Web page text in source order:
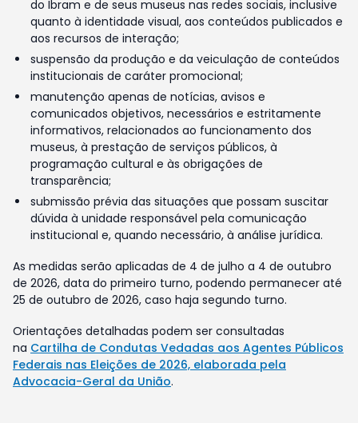
do Ibram e de seus museus nas redes sociais, inclusive
quanto à identidade visual, aos conteúdos publicados e
aos recursos de interação;
suspensão da produção e da veiculação de conteúdos
institucionais de caráter promocional;
manutenção apenas de notícias, avisos e
comunicados objetivos, necessários e estritamente
informativos, relacionados ao funcionamento dos
museus, à prestação de serviços públicos, à
programação cultural e às obrigações de
transparência;
submissão prévia das situações que possam suscitar
dúvida à unidade responsável pela comunicação
institucional e, quando necessário, à análise jurídica.
As medidas serão aplicadas de 4 de julho a 4 de outubro
de 2026, data do primeiro turno, podendo permanecer até
25 de outubro de 2026, caso haja segundo turno.
Orientações detalhadas podem ser consultadas
na Cartilha de Condutas Vedadas aos Agentes Públicos
Federais nas Eleições de 2026, elaborada pela
Advocacia-Geral da União.